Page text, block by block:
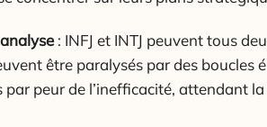
: INFJ et INTJ peuvent tous
être paralysés par des
peur de l’inefficacité, attendant